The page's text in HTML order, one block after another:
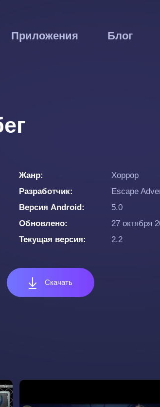
Приложения Блог
Жанр
Хоррор
Разработчик
Escape
Версия Android
5.0
Обновлено
27 октября
Текущая версия
2.2
Скачать